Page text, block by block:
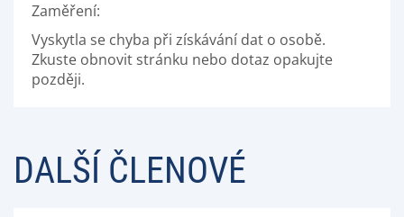
Zaměření:
Vyskytla se chyba při získávání dat o osobě.
Zkuste obnovit stránku nebo dotaz opakujte
později.
DALŠÍ ČLENOVÉ